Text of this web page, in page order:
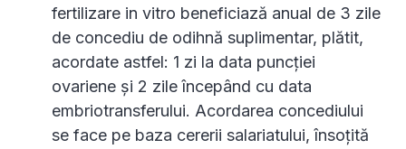
fertilizare in vitro beneficiază anual de 3 zile
de concediu de odihnă suplimentar, plătit,
acordate astfel: 1 zi la data puncției
ovariene și 2 zile începând cu data
embriotransferului. Acordarea concediului
se face pe baza cererii salariatului, însoțită